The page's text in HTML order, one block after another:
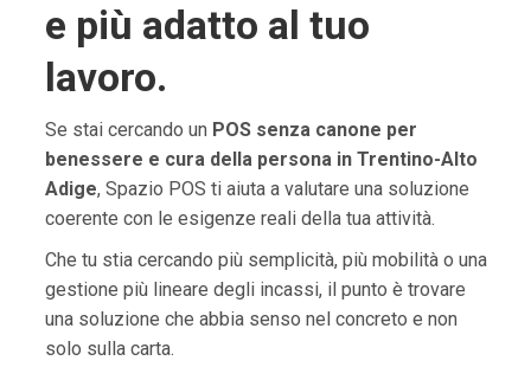
e più adatto al tuo
lavoro.
Se stai cercando un POS senza canone per
benessere e cura della persona in Trentino-Alto
Adige, Spazio POS ti aiuta a valutare una soluzione
coerente con le esigenze reali della tua attività.
Che tu stia cercando più semplicità, più mobilità o una
gestione più lineare degli incassi, il punto è trovare
una soluzione che abbia senso nel concreto e non
solo sulla carta.